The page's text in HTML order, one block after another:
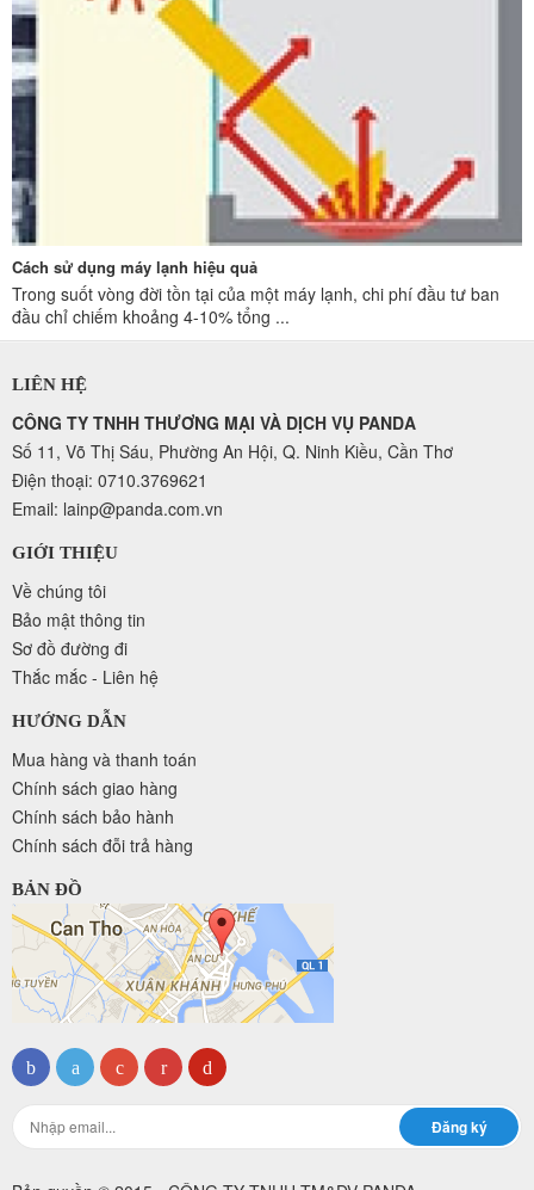
Cách sử dụng máy lạnh hiệu quả
Trong suốt vòng đời tồn tại của một máy lạnh, chi phí đầu tư ban
đầu chỉ chiếm khoảng 4-10% tổng ...
LIÊN HỆ
CÔNG TY TNHH THƯƠNG MẠI VÀ DỊCH VỤ PANDA
Số 11, Võ Thị Sáu, Phường An Hội, Q. Ninh Kiều, Cần Thơ
Điện thoại: 0710.3769621
Email: lainp@panda.com.vn
GIỚI THIỆU
Về chúng tôi
Bảo mật thông tin
Sơ đồ đường đi
Thắc mắc - Liên hệ
HƯỚNG DẪN
Mua hàng và thanh toán
Chính sách giao hàng
Chính sách bảo hành
Chính sách đỗi trả hàng
BẢN ĐỒ